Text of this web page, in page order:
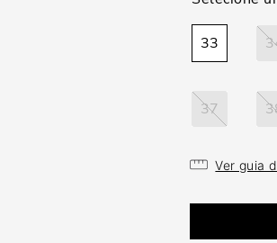
33
37
Ver guia